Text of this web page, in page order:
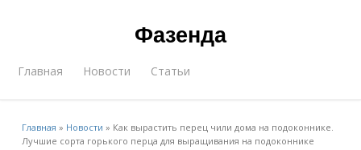
Фазенда
Главная Новости Статьи
Главная » Новости » Как вырастить перец чили дома на подоконнике.
Лучшие сорта горького перца для выращивания на подоконнике